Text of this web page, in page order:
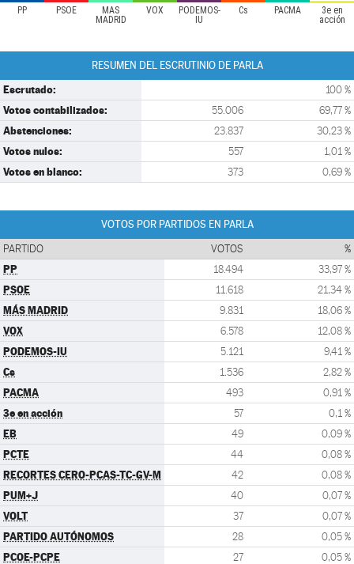
PP PSOE
MÁS
MADRID
VOX
PODEMOS-
IU
Cs PACMA
3e en
acción
RESUMEN DEL ESCRUTINIO DE PARLA
Escrutado: 100 %
Votos contabilizados: 55.006 69,77 %
Abstenciones: 23.837 30,23 %
Votos nulos: 557 1,01 %
Votos en blanco: 373 0,69 %
VOTOS POR PARTIDOS EN PARLA
PARTIDO VOTOS %
PP 18.494 33,97 %
PSOE 11.618 21,34 %
MÁS MADRID 9.831 18,06 %
VOX 6.578 12,08 %
PODEMOS-IU 5.121 9,41 %
Cs 1.536 2,82 %
PACMA 493 0,91 %
3e en acción 57 0,1 %
EB 49 0,09 %
PCTE 44 0,08 %
RECORTES CERO-PCAS-TC-GV-M 42 0,08 %
PUM+J 40 0,07 %
VOLT 37 0,07 %
PARTIDO AUTÓNOMOS 28 0,05 %
PCOE-PCPE 27 0,05 %